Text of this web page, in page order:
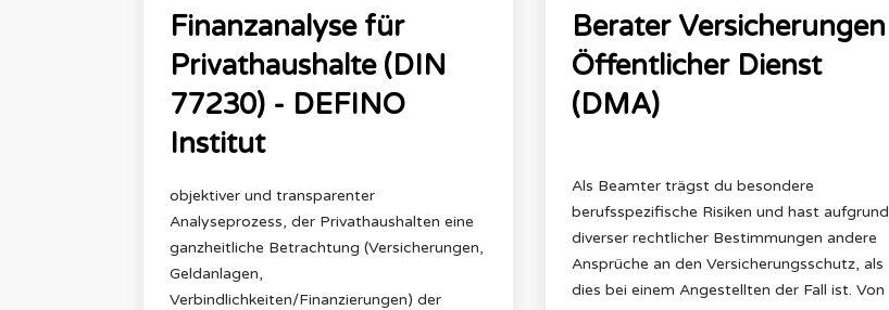
Finanzanalyse für
Privathaushalte (DIN
77230) - DEFINO
Institut
objektiver und transparenter
Analyseprozess, der Privathaushalten eine
ganzheitliche Betrachtung (Versicherungen,
Geldanlagen,
Verbindlichkeiten/Finanzierungen) der
Berater Versicherungen
Öffentlicher Dienst
(DMA)
Als Beamter trägst du besondere
berufsspezifische Risiken und hast aufgrund
diverser rechtlicher Bestimmungen andere
Ansprüche an den Versicherungsschutz, als
dies bei einem Angestellten der Fall ist. Von